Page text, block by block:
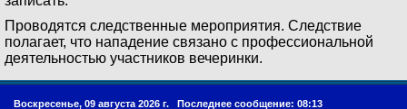
Проводятся следственные мероприятия. Следствие
полагает, что нападение связано с профессиональной
деятельностью участников вечеринки.
Воскресенье, 09 августа 2026 г. Последнее сообщение: 08:13